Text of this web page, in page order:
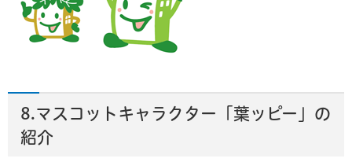
8.マスコットキャラクター「葉ッピー」の
紹介